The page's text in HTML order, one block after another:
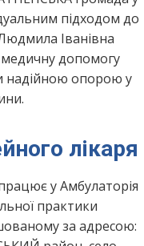
підходом до
Іванівна
медичну допомогу
надійною опорою у
лікаря
у Амбулаторія
практики
за адресою: